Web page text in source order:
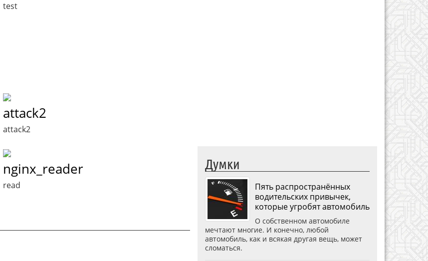
test
attack2
attack2
nginx_reader
read
Думки
Пять распространённых
водительских привычек,
которые угробят автомобиль
О собственном автомобиле
мечтают многие. И конечно, любой
автомобиль, как и всякая другая вещь, может
сломаться.